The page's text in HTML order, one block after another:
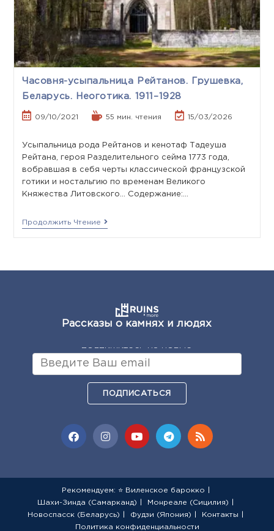
Часовня-усыпальница Рейтанов. Грушевка,
Беларусь. Неоготика. 1911–1928
09/10/2021 55 мин. чтения 15/03/2026
Усыпальница рода Рейтанов и кенотаф Тадеуша
Рейтана, героя Разделительного сейма 1773 года,
вобравшая в себя черты классической французской
готики и ностальгию по временам Великого
Княжества Литовского... Содержание:…
Продолжить Чтение
Рассказы о камнях и людях
подпишитесь на новые
ПОДПИСАТЬСЯ
Рекомендуем: ⭐ Виленское барокко
Шахи-Зинда (Самарканд)
Монреале (Сицилия)
Новоспасск (Беларусь)
Фудзи (Япония)
Контакты
Политика конфиденциальности